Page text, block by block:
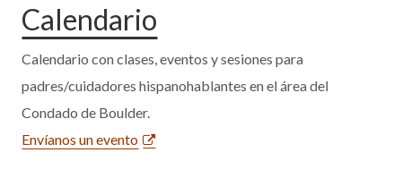
Calendario
Calendario con clases, eventos y sesiones para
padres/cuidadores hispanohablantes en el área del
Condado de Boulder.
Envíanos un evento